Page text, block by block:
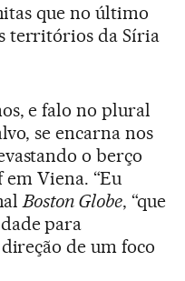
que no último
territórios da Síria
e falo no plural
se encarna nos
o berço
em Viena. “Eu
Boston Globe, “que
para
de um foco